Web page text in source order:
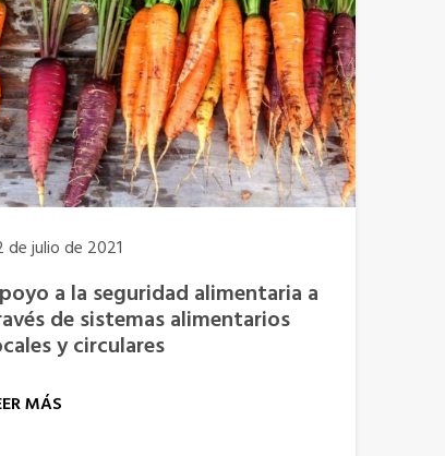
de julio de 2021
a la seguridad alimentaria a
de sistemas alimentarios
y circulares
MÁS